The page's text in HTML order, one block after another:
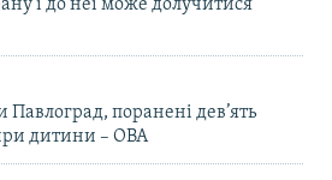
і до неї може долучитися
Павлоград, поранені дев’ять
дитини – ОВА